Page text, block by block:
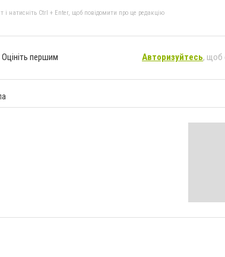
натисніть Ctrl + Enter, щоб повідомити про це редакцію
Оцініть першим Авторизуйтесь, щоб